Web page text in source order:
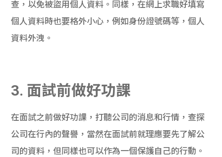
查，以免被盜用個人資料。同樣，在網上求職好填寫
個人資料時也要格外小心，例如身份證號碼等，個人
資料外洩。
3. 面試前做好功課
在面試之前做好功課，打聽公司的消息和行情，查探
公司在行內的聲譽，當然在面試前就理應要先了解公
司的資料，但同樣也可以作為一個保護自己的行動。